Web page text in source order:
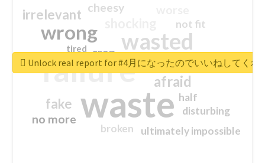
waste
failure
wasted
wrong
sorry
afraid
irrelevant
fake
no more
crap
cheesy
ultimately impossible
not fit
half
disturbing
closed
broken
tired
Unlock real report for #4月になったのでいいねしてくれ